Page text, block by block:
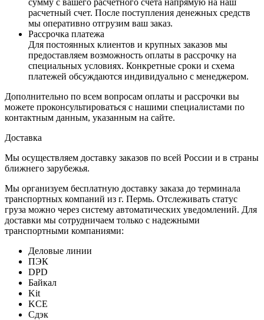
расчетный счет. После поступления денежных средств
мы оперативно отгрузим ваш заказ.
Рассрочка платежа
Для постоянных клиентов и крупных заказов мы
предоставляем возможность оплаты в рассрочку на
специальных условиях. Конкретные сроки и схема
платежей обсуждаются индивидуально с менеджером.
Дополнительно по всем вопросам оплаты и рассрочки вы
можете проконсультироваться с нашими специалистами по
контактным данным, указанным на сайте.
Доставка
Мы осуществляем доставку заказов по всей России и в страны
ближнего зарубежья.
Мы организуем бесплатную доставку заказа до терминала
транспортных компаний из г. Пермь. Отслеживать статус
груза можно через систему автоматических уведомлений. Для
доставки мы сотрудничаем только с надежными
транспортными компаниями:
Деловые линии
ПЭК
DPD
Байкал
Kit
KCE
Сдэк